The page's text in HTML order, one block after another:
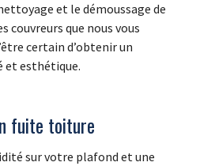
et le démoussage de
couvreurs que nous vous
certain d’obtenir un
et esthétique.
fuite toiture
sur votre plafond et une